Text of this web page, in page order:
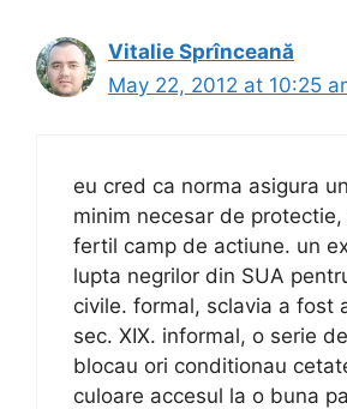
Vitalie Sprînceană
May 22, 2012 at 10:25
eu cred ca norma asigura
minim necesar de
fertil camp de actiune. un
lupta negrilor din SUA
civile. formal, sclavia a fost
sec. XIX. informal, o serie
blocau ori conditionau
culoare accesul la o buna